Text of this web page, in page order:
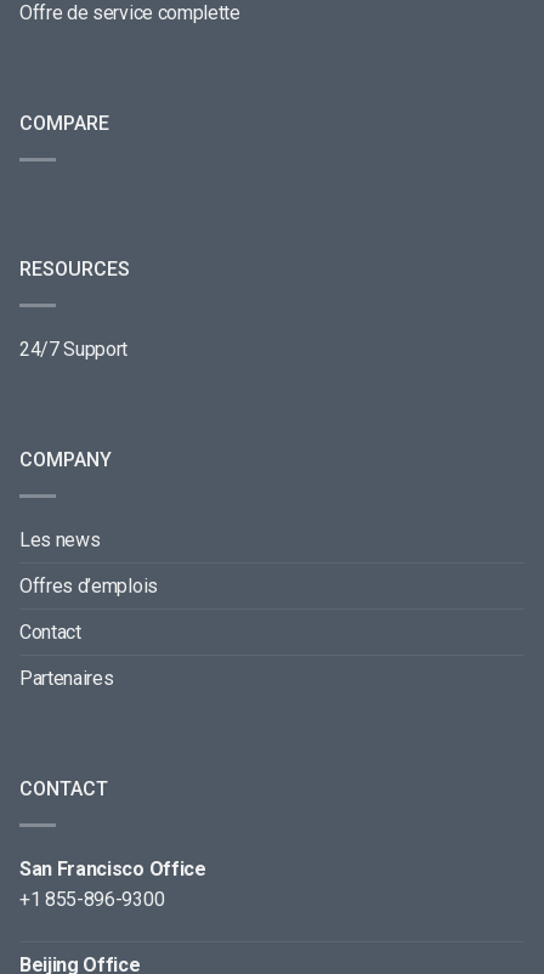
Offre de service complette
COMPARE
RESOURCES
24/7 Support
COMPANY
Les news
Offres d’emplois
Contact
Partenaires
CONTACT
San Francisco Office
+1 855-896-9300
Beijing Office